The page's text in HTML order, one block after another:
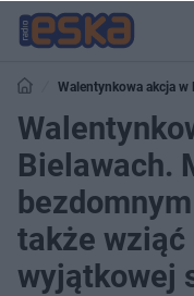
Walentynkowa akcja w
zwierzętom, a także wziąć
Bielawach.
także wziąć
wyjątkowej